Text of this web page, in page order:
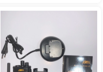
với nước Sở hữu những
tính năng ưu việt sản
phẩm ngày càng được
nhiều khách hàng tin